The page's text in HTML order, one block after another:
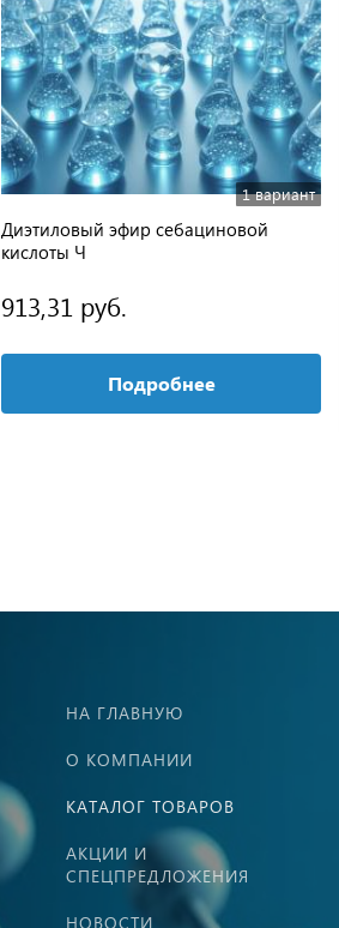
1 вариант
Диэтиловый эфир себациновой
кислоты Ч
913,31 руб.
Подробнее
НА ГЛАВНУЮ
О КОМПАНИИ
КАТАЛОГ ТОВАРОВ
АКЦИИ И
СПЕЦПРЕДЛОЖЕНИЯ
НОВОСТИ